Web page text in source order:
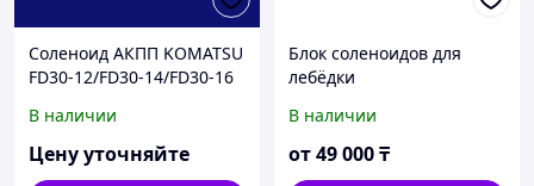
Соленоид АКПП KOMATSU
FD30-12/FD30-14/FD30-16
В наличии
Цену уточняйте
Блок соленоидов для
лебёдки
В наличии
от49 000₸